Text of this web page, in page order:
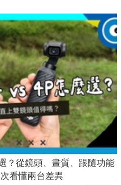
？從鏡頭、畫質、跟隨功能
看懂兩台差異